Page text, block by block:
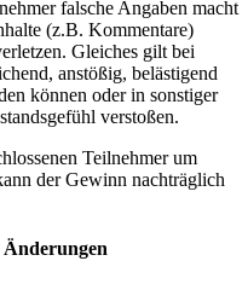
falsche Angaben macht
(z.B. Kommentare)
Gleiches gilt bei
anstößig, belästigend
können oder in sonstiger
verstoßen.
Teilnehmer um
der Gewinn nachträglich
Änderungen